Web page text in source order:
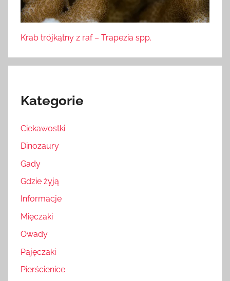
Krab trójkątny z raf – Trapezia spp.
Kategorie
Ciekawostki
Dinozaury
Gady
Gdzie żyją
Informacje
Mięczaki
Owady
Pajęczaki
Pierścienice